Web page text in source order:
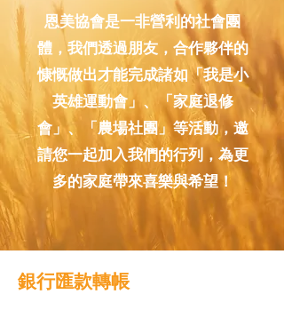
恩美協會是一非營利的社會團
體，我們透過朋友，合作夥伴的
慷慨做出才能完成諸如「我是小
英雄運動會」、「家庭退修
會」、「農場社團」等活動，邀
請您一起加入我們的行列，為更
多的家庭帶來喜樂與希望！
銀行匯款轉帳